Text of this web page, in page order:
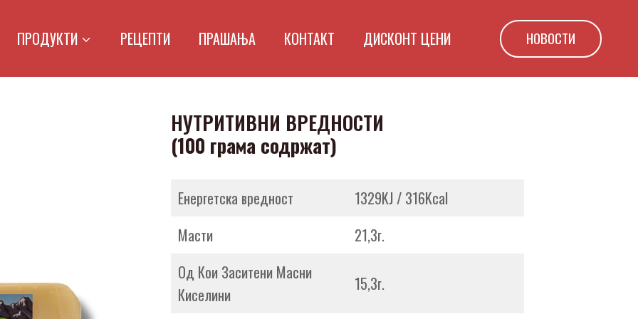
ПРОДУКТИ РЕЦЕПТИ ПРАШАЊА КОНТАКТ ДИСКОНТ ЦЕНИ НОВОСТИ
НУТРИТИВНИ ВРЕДНОСТИ
(100 грама содржат)
Енергетска вредност
1329KJ / 316Kcal
Масти
21,3г.
Од Кои Заситени Масни
Киселини
15,3г.